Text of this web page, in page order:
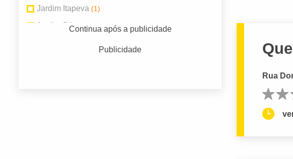
Jardim Itapeva (1)
Jardim Pilar(3)
Continua após a publicidade
Publicidade
Rua